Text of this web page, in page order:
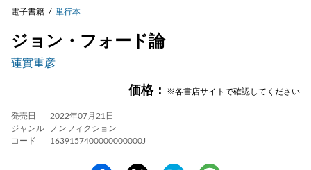
電子書籍 単行本
ジョン・フォード論
蓮實重彦
価格： ※各書店サイトで確認してください
発売日
2022年07月21日
ジャンル
ノンフィクション
コード
1639157400000000000J